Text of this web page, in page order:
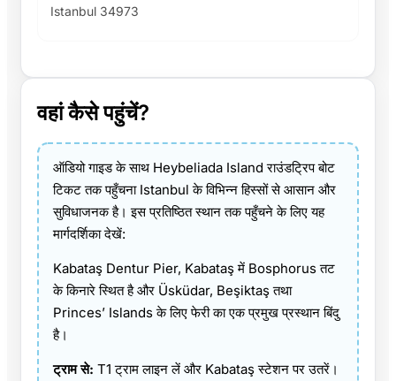
Istanbul 34973
वहां कैसे पहुंचें?
ऑडियो गाइड के साथ Heybeliada Island राउंडट्रिप बोट
टिकट तक पहुँचना Istanbul के विभिन्न हिस्सों से आसान और
सुविधाजनक है। इस प्रतिष्ठित स्थान तक पहुँचने के लिए यह
मार्गदर्शिका देखें:
Kabataş Dentur Pier, Kabataş में Bosphorus तट
के किनारे स्थित है और Üsküdar, Beşiktaş तथा
Princes’ Islands के लिए फेरी का एक प्रमुख प्रस्थान बिंदु
है।
ट्राम से: T1 ट्राम लाइन लें और Kabataş स्टेशन पर उतरें।